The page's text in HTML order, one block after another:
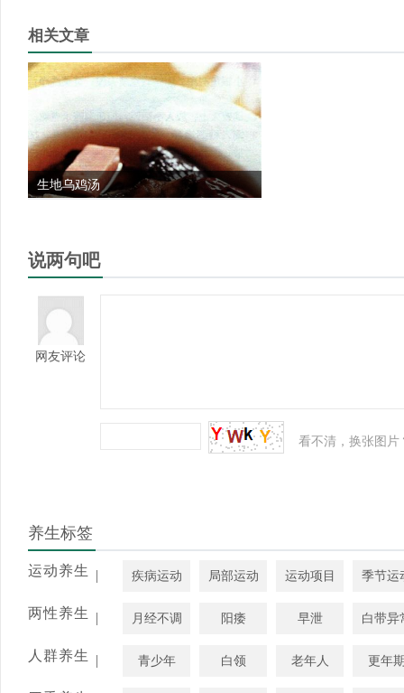
相关文章
生地乌鸡汤
说两句吧
网友评论
看不清，换张图片
养生标签
运动养生 | 疾病运动 局部运动 运动项目 季节运
两性养生 | 月经不调 阳痿 早泄 白带异
人群养生 | 青少年 白领 老年人 更年